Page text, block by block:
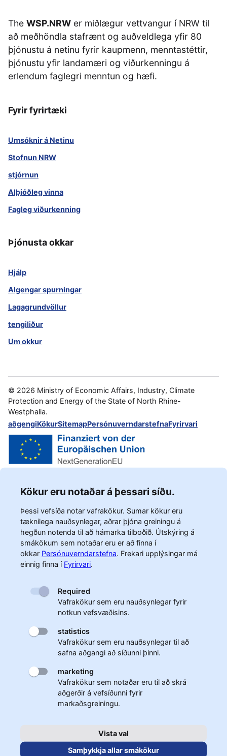
The WSP.NRW er miðlægur vettvangur í NRW til
að meðhöndla stafrænt og auðveldlega yfir 80
þjónustu á netinu fyrir kaupmenn, menntastéttir,
þjónustu yfir landamæri og viðurkenningu á
erlendum faglegri menntun og hæfi.
Fyrir fyrirtæki
Umsóknir á Netinu
Stofnun NRW
stjórnun
Alþjóðleg vinna
Fagleg viðurkenning
Þjónusta okkar
Hjálp
Algengar spurningar
Lagagrundvöllur
tengiliður
Um okkur
© 2026 Ministry of Economic Affairs, Industry, Climate
Protection and Energy of the State of North Rhine-
Westphalia.
aðgengiKökurSitemapPersónuverndarstefnaFyrirvari
Kökur eru notaðar á þessari síðu.
Þessi vefsíða notar vafrakökur. Sumar kökur eru
tæknilega nauðsynlegar, aðrar þjóna greiningu á
hegðun notenda til að hámarka tilboðið. Útskýring á
smákökum sem notaðar eru er að finna í
okkar Persónuverndarstefna. Frekari upplýsingar má
einnig finna í Fyrirvari.
Required
Vafrakökur sem eru nauðsynlegar fyrir
notkun vefsvæðisins.
statistics
Vafrakökur sem eru nauðsynlegar til að
safna aðgangi að síðunni þinni.
marketing
Vafrakökur sem notaðar eru til að skrá
aðgerðir á vefsíðunni fyrir
markaðsgreiningu.
Vista val
Samþykkja allar smákökur